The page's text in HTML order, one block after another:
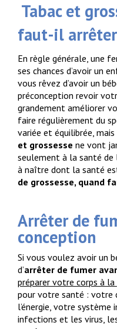
Tabac et
faut-il
En règle générale, une
ses chances d’avoir un
vous rêvez d’avoir un
préconception revoir
grandement améliorer
faire régulièrement du
variée et équilibrée,
et grossesse ne vont
seulement à la santé de
à naître dont la santé
de grossesse, quand
Arrêter de
conception
Si vous voulez avoir un
d’arrêter de fumer
préparer votre corps à la
pour votre santé : votre
l’énergie, votre
infections et les virus,